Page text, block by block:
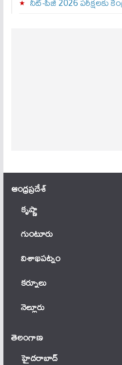
ఆంధ్ర‌ప్ర‌దేశ్
కృష్ణా
గుంటూరు
విశాఖపట్నం
కర్నూలు
నెల్లూరు
తెలంగాణ‌
హైదరాబాద్